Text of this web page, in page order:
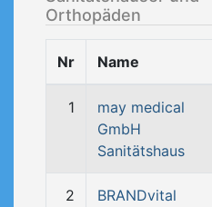
Orthopäden
Nr Name
1
may medical
GmbH
Sanitätshaus
2
BRANDvital